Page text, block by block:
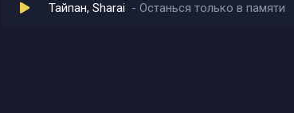
Тайпан, Sharai Останься только в памяти